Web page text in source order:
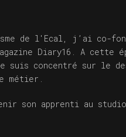
de l'Ecal, j’ai co-
Diary16. A
suis concentré sur le
métier.
son apprenti au